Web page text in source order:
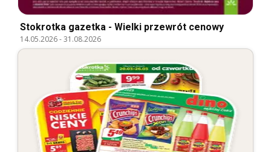
Stokrotka gazetka - Wielki przewrót cenowy
14.05.2026-31.08.2026